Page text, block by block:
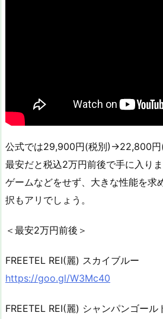
公式では29,900円(税別)→22,800円(
最安だと税込2万円前後で手に入りま
ゲームなどをせず、大きな性能を求
択もアリでしょう。
＜最安2万円前後＞
FREETEL REI(麗) スカイブルー
https://goo.gl/W3Mc40
FREETEL REI(麗) シャンパンゴール